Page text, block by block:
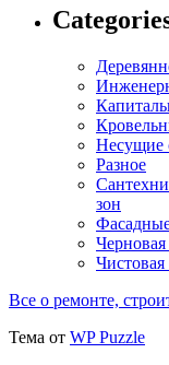
Несущие
Разное
зон
Черновая
Все о ремонте,
Тема от WP Puzzle